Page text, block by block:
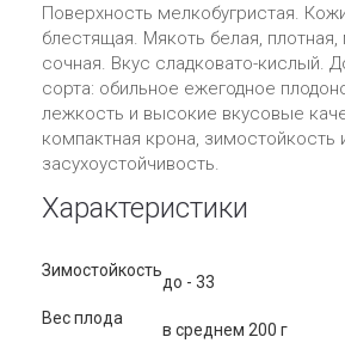
Поверхность мелкобугристая.
блестящая. Мякоть белая,
сочная. Вкус сладковато-кислый.
сорта: обильное ежегодное
лежкость и высокие вкусовые
компактная крона, зимостойкость
засухоустойчивость.
Характеристики
Зимостойкость
до - 33
Вес плода
в среднем 200 г